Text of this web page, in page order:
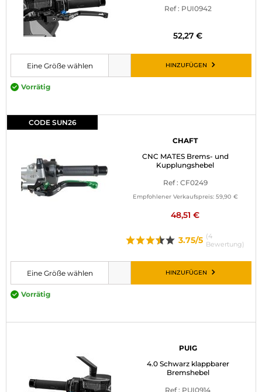
Ref : PUI0942
52,27 €
Bitte wählen Sie eine Größe, bevor Sie den Artikel in den Warenkorb
Eine Größe wählen
Vorrätig
HINZUFÜGEN
CODE SUN26
CHAFT
CNC MATES Brems- und
Kupplungshebel
Ref : CF0249
Empfohlener Verkaufspreis: 59,90 €
48,51 €
3.75/5 (4
Bewertung)
Bitte wählen Sie eine Größe, bevor Sie den Artikel in den Warenkorb
Eine Größe wählen
Vorrätig
HINZUFÜGEN
PUIG
4.0 Schwarz klappbarer
Bremshebel
Ref : PUI0914